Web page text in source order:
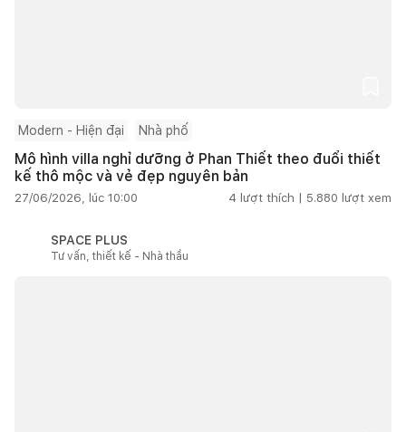
Modern - Hiện đại Nhà phố
Mô hình villa nghỉ dưỡng ở Phan Thiết theo đuổi thiết
kế thô mộc và vẻ đẹp nguyên bản
27/06/2026, lúc 10:00 4 lượt thích | 5.880 lượt xem
SPACE PLUS
Tư vấn, thiết kế - Nhà thầu